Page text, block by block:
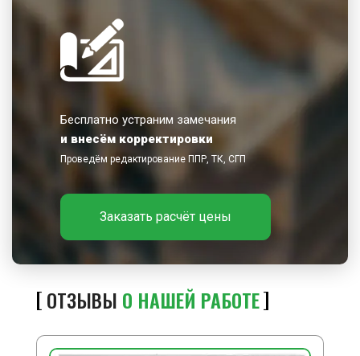
Бесплатно устраним замечания
и внесём корректировки
Проведём редактирование ППР, ТК, СГП
Заказать расчёт цены
ОТЗЫВЫ О НАШЕЙ РАБОТЕ